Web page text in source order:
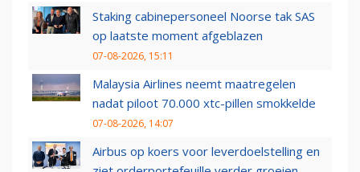
Staking cabinepersoneel Noorse tak SAS
op laatste moment afgeblazen
07-08-2026, 15:11
Malaysia Airlines neemt maatregelen
nadat piloot 70.000 xtc-pillen smokkelde
07-08-2026, 14:07
Airbus op koers voor leverdoelstelling en